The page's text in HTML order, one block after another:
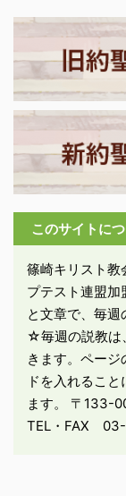
殿崩壊が語ら
2）、世の終わ
しが語られ（
～）、準備をし
滅ぶ（24：36
告され、最後に
ましていなさ
42）と語られ
脈の中で「十人
明らかに「終末
えるか」が課題
いる。 ・「十
め」の喩えは
エスが「まじ
最後の審判に
このサイトに
篠崎キリスト教
プテスト連盟
と文章で、毎週
☆毎週の説教は、
きます。ペー
ドを入れるこ
ます。 〒133-
TEL・FAX